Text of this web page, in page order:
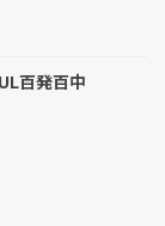
百発百中